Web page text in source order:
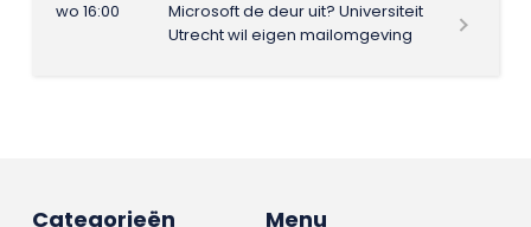
wo 16:00
Microsoft de deur uit? Universiteit
Utrecht wil eigen mailomgeving
Menu
Categorieën